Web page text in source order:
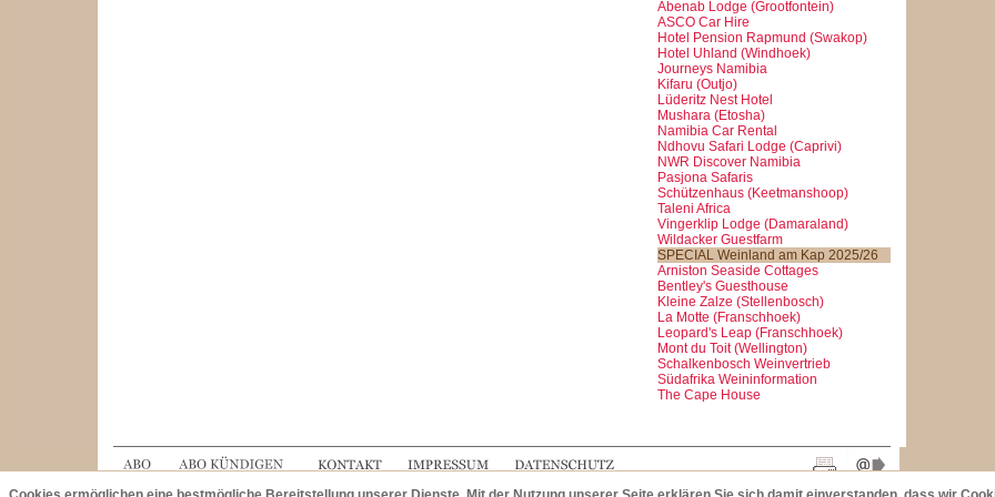
Abenab Lodge (Grootfontein)
ASCO Car Hire
Hotel Pension Rapmund (Swakop)
Hotel Uhland (Windhoek)
Journeys Namibia
Kifaru (Outjo)
Lüderitz Nest Hotel
Mushara (Etosha)
Namibia Car Rental
Ndhovu Safari Lodge (Caprivi)
NWR Discover Namibia
Pasjona Safaris
Schützenhaus (Keetmanshoop)
Taleni Africa
Vingerklip Lodge (Damaraland)
Wildacker Guestfarm
SPECIAL Weinland am Kap 2025/26
Arniston Seaside Cottages
Bentley's Guesthouse
Kleine Zalze (Stellenbosch)
La Motte (Franschhoek)
Leopard's Leap (Franschhoek)
Mont du Toit (Wellington)
Schalkenbosch Weinvertrieb
Südafrika Weininformation
The Cape House